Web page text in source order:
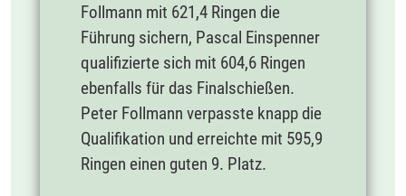
Follmann mit 621,4 Ringen die
Führung sichern, Pascal Einspenner
qualifizierte sich mit 604,6 Ringen
ebenfalls für das Finalschießen.
Peter Follmann verpasste knapp die
Qualifikation und erreichte mit 595,9
Ringen einen guten 9. Platz.